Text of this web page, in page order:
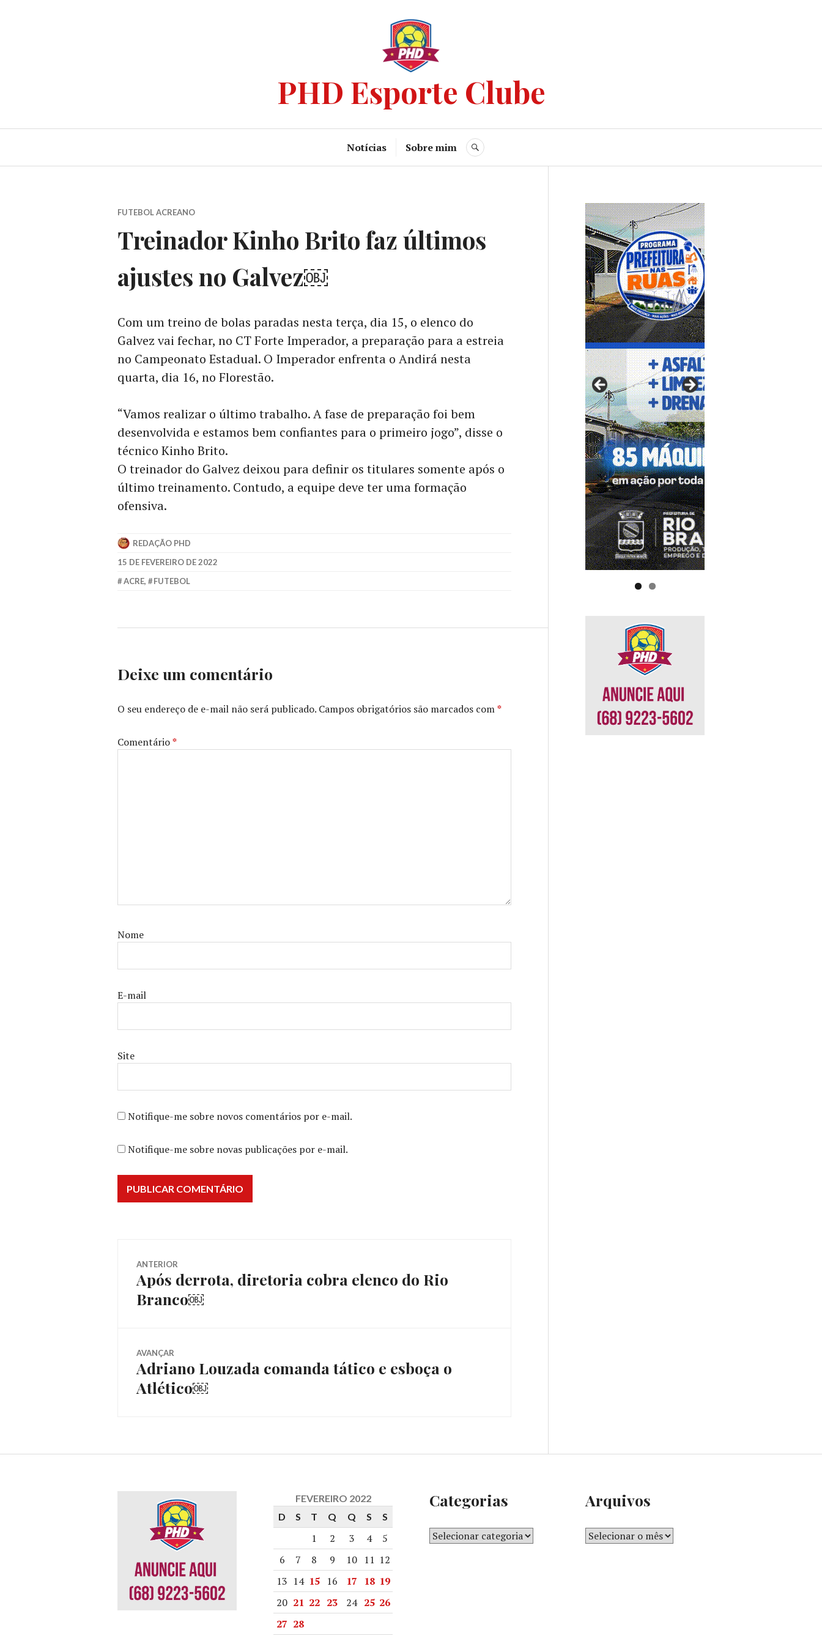
PHD Esporte Clube
Notícias Sobre mim
FUTEBOL ACREANO
Treinador Kinho Brito faz últimos
ajustes no Galvez￼
Com um treino de bolas paradas nesta terça, dia 15, o elenco do
Galvez vai fechar, no CT Forte Imperador, a preparação para a estreia
no Campeonato Estadual. O Imperador enfrenta o Andirá nesta
quarta, dia 16, no Florestão.
“Vamos realizar o último trabalho. A fase de preparação foi bem
desenvolvida e estamos bem confiantes para o primeiro jogo”, disse o
técnico Kinho Brito.
O treinador do Galvez deixou para definir os titulares somente após o
último treinamento. Contudo, a equipe deve ter uma formação
ofensiva.
REDAÇÃO PHD
15 DE FEVEREIRO DE 2022
ACRE, FUTEBOL
Deixe um comentário
O seu endereço de e-mail não será publicado. Campos obrigatórios são marcados com*
Comentário*
Nome
E-mail
Site
Notifique-me sobre novos comentários por e-mail.
Notifique-me sobre novas publicações por e-mail.
ANTERIOR
Após derrota, diretoria cobra elenco do Rio
Branco￼
AVANÇAR
Adriano Louzada comanda tático e esboça o
Atlético￼
FEVEREIRO 2022
D
S T Q Q S S
1 2 3 4
5
6
7 8 9 10 11 12
13 14 15 16 17 18 19
20 21 22 23 24 25 26
27 28
Categorias Arquivos